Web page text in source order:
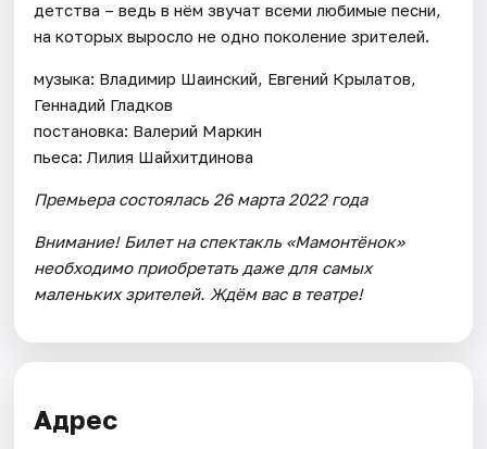
детства – ведь в нём звучат всеми любимые песни,
на которых выросло не одно поколение зрителей.
музыка: Владимир Шаинский, Евгений Крылатов,
Геннадий Гладков
постановка: Валерий Маркин
пьеса: Лилия Шайхитдинова
Премьера состоялась 26 марта 2022 года
Внимание! Билет на спектакль «Мамонтёнок»
необходимо приобретать даже для самых
маленьких зрителей. Ждём вас в театре!
Адрес